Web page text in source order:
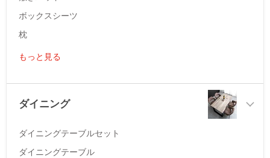
ボックスシーツ
枕
もっと見る
ダイニング
ダイニングテーブルセット
ダイニングテーブル